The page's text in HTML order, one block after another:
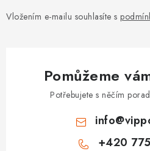
Vložením e-mailu souhlasíte s
Pomůžeme
Potřebujete s něčím
info@
+420